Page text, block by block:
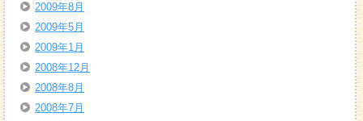
2009年8月
2009年5月
2009年1月
2008年12月
2008年8月
2008年7月